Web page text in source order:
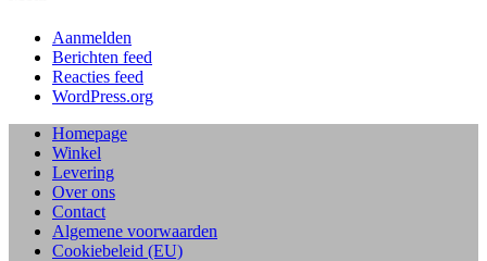
Aanmelden
Berichten feed
Reacties feed
WordPress.org
Homepage
Winkel
Levering
Over ons
Contact
Algemene voorwaarden
Cookiebeleid (EU)